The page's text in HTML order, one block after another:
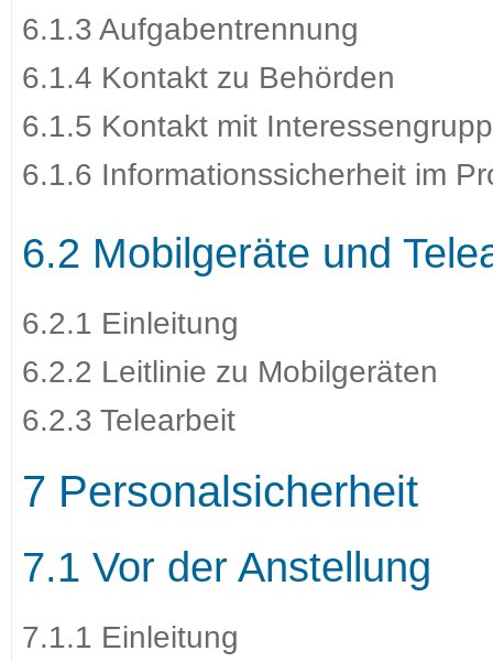
6.1.3 Aufgabentrennung
6.1.4 Kontakt zu Behörden
6.1.5 Kontakt mit
6.1.6 Informationssicherheit im
6.2 Mobilgeräte und
6.2.1 Einleitung
6.2.2 Leitlinie zu Mobilgeräten
6.2.3 Telearbeit
7 Personalsicherheit
7.1 Vor der Anstellung
7.1.1 Einleitung